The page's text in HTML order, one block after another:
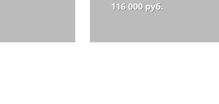
116 000 руб.